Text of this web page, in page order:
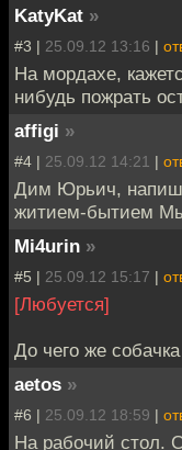
KatyKat »
#3 | 25.09.12 13:16 |
На мордахе,
нибудь пожрать
affigi »
#4 | 25.09.12 14:21 |
Дим Юрьич,
житием-бытием
Mi4urin »
#5 | 25.09.12 15:17 |
[Любуется]
До чего же
aetos »
#6 | 25.09.12 18:59 |
На рабочий стол.